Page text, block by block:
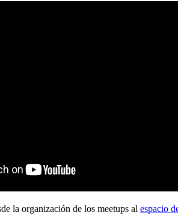
la organización de los meetups al espacio